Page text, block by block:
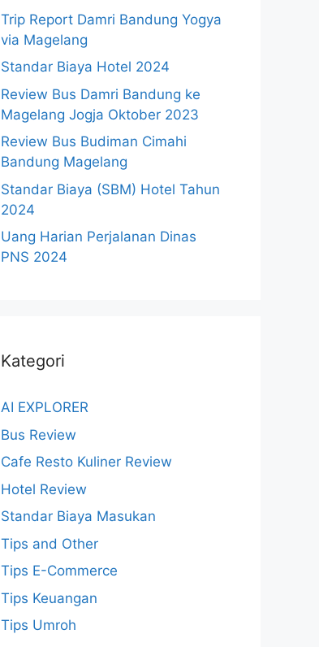
Trip Report Damri Bandung Yogya
via Magelang
Standar Biaya Hotel 2024
Review Bus Damri Bandung ke
Magelang Jogja Oktober 2023
Review Bus Budiman Cimahi
Bandung Magelang
Standar Biaya (SBM) Hotel Tahun
2024
Uang Harian Perjalanan Dinas
PNS 2024
Kategori
AI EXPLORER
Bus Review
Cafe Resto Kuliner Review
Hotel Review
Standar Biaya Masukan
Tips and Other
Tips E-Commerce
Tips Keuangan
Tips Umroh